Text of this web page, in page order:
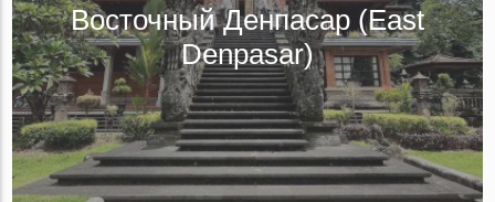
Восточный Денпасар (East
Denpasar)